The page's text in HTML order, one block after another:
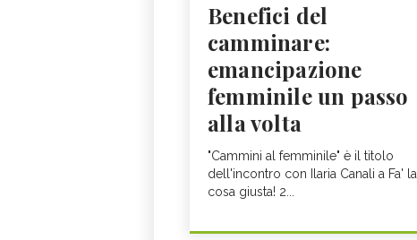
Benefici del
camminare:
emancipazione
femminile un passo
alla volta
"Cammini al femminile" è il titolo
dell'incontro con Ilaria Canali a Fa' la
cosa giusta! 2...